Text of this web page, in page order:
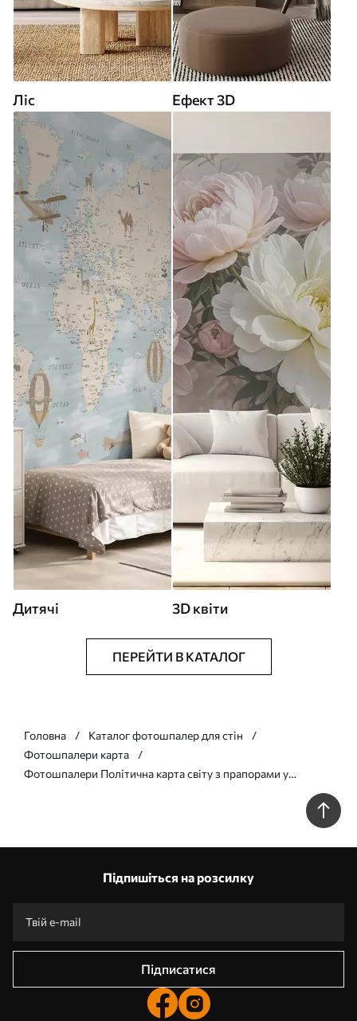
Ліс Ефект 3D
Дитячі 3D квіти
ПЕРЕЙТИ В КАТАЛОГ
Головна
Каталог фотошпалер для стін
Фотошпалери карта
Фотошпалери Політична карта світу з прапорами у
Підпишіться на розсилку
Підписатися